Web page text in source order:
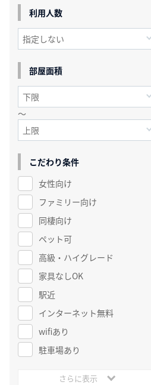
利用人数
部屋面積
～
こだわり条件
女性向け
ファミリー向け
同棲向け
ペット可
高級・ハイグレード
家具なしOK
駅近
インターネット無料
wifiあり
駐車場あり
さらに表示